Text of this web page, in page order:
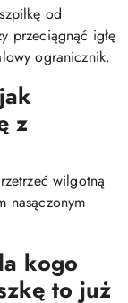
od
przeciągnąć igłę
ogranicznik.
z
wilgotną
nasączonym
kogo
to już